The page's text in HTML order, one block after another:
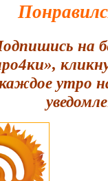
на
утро